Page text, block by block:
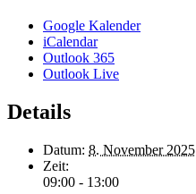
Google Kalender
iCalendar
Outlook 365
Outlook Live
Details
Datum: 8. November 2025
Zeit:
09:00 - 13:00